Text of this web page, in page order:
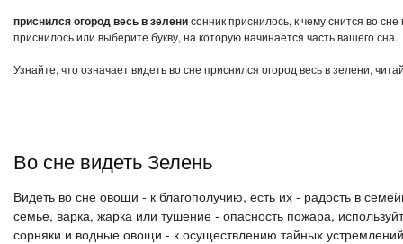
приснился огород весь в зеленисонник приснилось, к чему снится во
приснилось или выберите букву, на которую начинается часть вашего сна.
Узнайте, что означает видеть во сне приснился огород весь в зелени,
Во сне видеть Зелень
Видеть во сне овощи - к благополучию, есть их - радость в
семье, варка, жарка или тушение - опасность пожара,
сорняки и водные овощи - к осуществлению тайных